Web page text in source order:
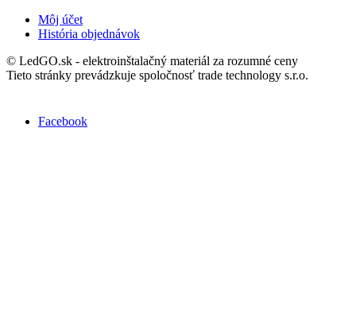
Môj účet
História objednávok
© LedGO.sk - elektroinštalačný materiál za rozumné ceny
Tieto stránky prevádzkuje spoločnosť trade technology s.r.o.
Facebook